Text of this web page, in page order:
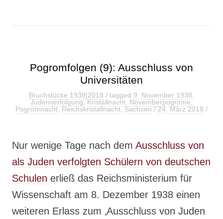
Pogromfolgen (9): Ausschluss von
Universitäten
Bruchstücke 1938|2018 / tagged 9. November 1938,
Judenverfolgung,Kristallnacht, Novemberpogrome,
Pogromnacht,Reichskristallnacht,Sachsen/24. März 2018 /
Nur wenige Tage nach dem Ausschluss von
als Juden verfolgten Schülern von deutschen
Schulen erließ das Reichsministerium für
Wissenschaft am 8. Dezember 1938 einen
weiteren Erlass zum ‚Ausschluss von Juden